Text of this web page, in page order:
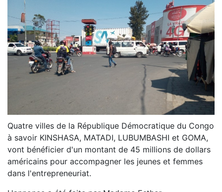
Quatre villes de la République Démocratique du Congo
à savoir KINSHASA, MATADI, LUBUMBASHI et GOMA,
vont bénéficier d'un montant de 45 millions de dollars
américains pour accompagner les jeunes et femmes
dans l'entrepreneuriat.